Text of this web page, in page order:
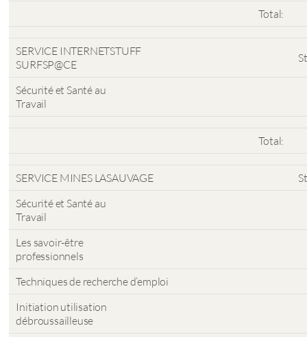
Total:
SERVICE INTERNETSTUFF
SURFSP@CE
Sécurité et Santé au
Travail
Total:
SERVICE MINES LASAUVAGE
Sécurité et Santé au
Travail
Les savoir-être
professionnels
Techniques de recherche d’emploi
Initiation utilisation
débroussailleuse